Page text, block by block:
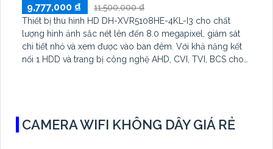
9,777,000 ₫
11,500,000 ₫
Thiết bị thu hình HD DH-XVR5108HE-4KL-I3 cho chất
lượng hình ảnh sắc nét lên đến 8.0 megapixel, giám sát
chi tiết nhỏ và xem được vào ban đêm. Với khả năng kết
nối 1 HDD và trang bị công nghệ AHD, CVI, TVI, BCS cho
CAMERA WIFI KHÔNG DÂY GIÁ RẺ